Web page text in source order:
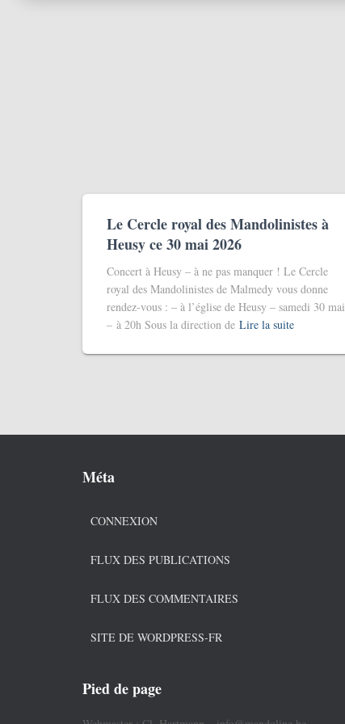
Le Cercle royal des Mandolinistes à
Heusy ce 30 mai 2026
Concert à Heusy – à ne pas manquer ! Le Cercle
royal des Mandolinistes de Malmedy vous donne
rendez‑vous : – à l’église de Heusy – samedi 30 mai
– à 20h Sous la direction de Lire la suite
Méta
CONNEXION
FLUX DES PUBLICATIONS
FLUX DES COMMENTAIRES
SITE DE WORDPRESS-FR
Pied de page